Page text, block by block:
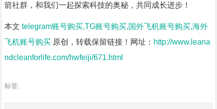
箭社群，和我们一起探索科技的奥秘，共同成长进步！
本文 telegram账号购买,TG账号购买,国外飞机账号购买,海外
飞机账号购买原创，转载保留链接！网址： http://www.leana
ndcleanforlife.com/hwfeiji/671.html
标签: